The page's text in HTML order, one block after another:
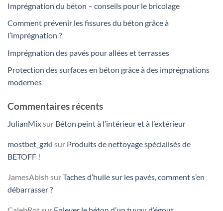
Imprégnation du béton – conseils pour le bricolage
Comment prévenir les fissures du béton grâce à
l’imprégnation ?
Imprégnation des pavés pour allées et terrasses
Protection des surfaces en béton grâce à des imprégnations
modernes
Commentaires récents
JulianMixsur Béton peint à l’intérieur et à l’extérieur
mostbet_gzkl sur Produits de nettoyage spécialisés de
BETOFF !
JamesAbish surTaches d’huile sur les pavés, comment s’en
débarrasser ?